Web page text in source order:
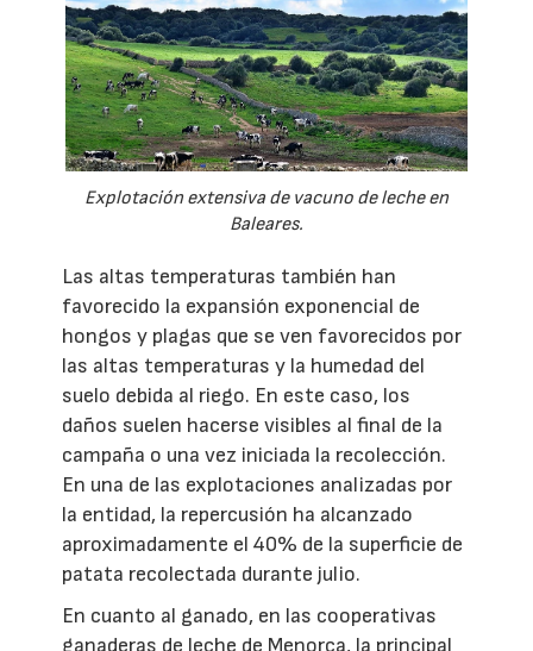
Explotación extensiva de vacuno de leche en
Baleares.
Las altas temperaturas también han
favorecido la expansión exponencial de
hongos y plagas que se ven favorecidos por
las altas temperaturas y la humedad del
suelo debida al riego. En este caso, los
daños suelen hacerse visibles al final de la
campaña o una vez iniciada la recolección.
En una de las explotaciones analizadas por
la entidad, la repercusión ha alcanzado
aproximadamente el 40% de la superficie de
patata recolectada durante julio.
En cuanto al ganado, en las cooperativas
ganaderas de leche de Menorca, la principal